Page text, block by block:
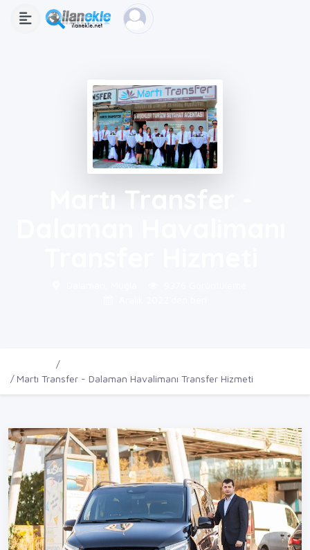
Martı Transfer -
Martı Transfer - Dalaman Havalimanı Transfer Hizmeti